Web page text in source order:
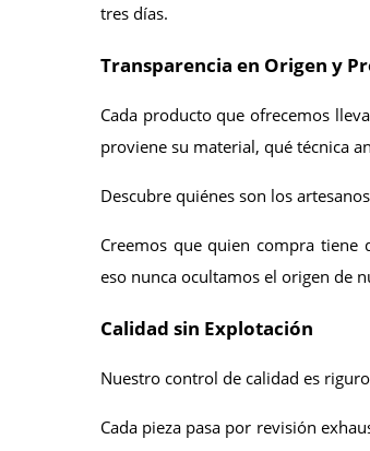
tres días.
Transparencia en Origen y
Cada producto que ofrecemos
proviene su material, qué técnica
Descubre quiénes son los
Creemos que quien compra tiene
eso nunca ocultamos el origen de
Calidad sin Explotación
Nuestro control de calidad es
Cada pieza pasa por revisión